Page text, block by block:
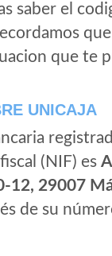
saber el
que te
UNICAJA
(NIF) es
12, 29007
de su